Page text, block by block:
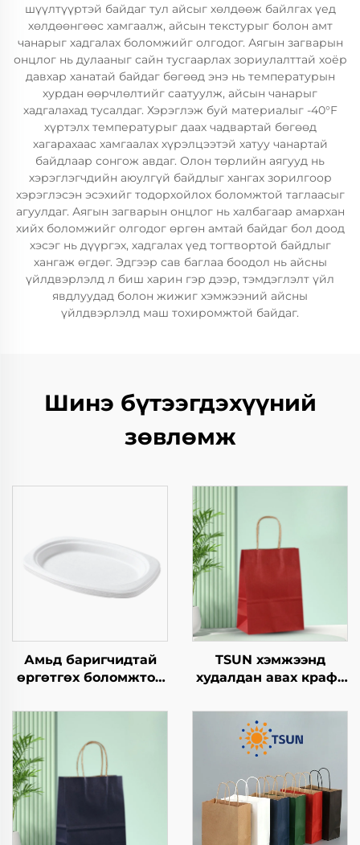
шүүлтүүртэй байдаг тул айсыг хөлдөөж байлгах үед
хөлдөөнгөөс хамгаалж, айсын текстурыг болон амт
чанарыг хадгалах боломжийг олгодог. Аягын загварын
онцлог нь дулааныг сайн тусгаарлах зориулалттай хоёр
давхар ханатай байдаг бөгөөд энэ нь температурын
хурдан өөрчлөлтийг саатуулж, айсын чанарыг
хадгалахад тусалдаг. Хэрэглэж буй материалыг -40°F
хүртэлх температурыг даах чадвартай бөгөөд
хагарахаас хамгаалах хүрэлцээтэй хатуу чанартай
байдлаар сонгож авдаг. Олон төрлийн аягууд нь
хэрэглэгчдийн аюулгүй байдлыг хангах зорилгоор
хэрэглэсэн эсэхийг тодорхойлох боломжтой таглаасыг
агуулдаг. Аягын загварын онцлог нь халбагаар амархан
хийх боломжийг олгодог өргөн амтай байдаг бол доод
хэсэг нь дүүргэх, хадгалах үед тогтвортой байдлыг
хангаж өгдөг. Эдгээр сав баглаа боодол нь айсны
үйлдвэрлэлд л биш харин гэр дээр, тэмдэглэлт үйл
явдлуудад болон жижиг хэмжээний айсны
үйлдвэрлэлд маш тохиромжтой байдаг.
Шинэ бүтээгдэхүүний
зөвлөмж
Амьд баригчидтай
өргөтгөх боломжтой
хавтангаас бүрдсэн
ашиглах
хүрээлэнгийн
бүтээгдэхүүн, пицца,
цусан хоол, цэнхэр,
дугуй, тойрог/овойн
зургийн орон суурь,
TSUN хэмжээнд
худалдан авах крафт
төвөгтэй бүтээгдсэн
логотой зах зээл,
Нийлүүлэх
он/Christmas-ийн
өрөөний баримт
барих